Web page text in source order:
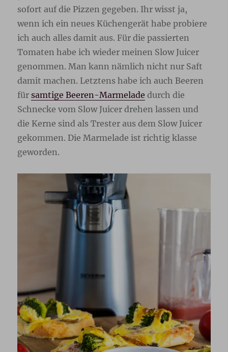
sofort auf die Pizzen gegeben. Ihr wisst ja,
wenn ich ein neues Küchengerät habe probiere
ich auch alles damit aus. Für die passierten
Tomaten habe ich wieder meinen Slow Juicer
genommen. Man kann nämlich nicht nur Saft
damit machen. Letztens habe ich auch Beeren
für samtige Beeren-Marmelade durch die
Schnecke vom Slow Juicer drehen lassen und
die Kerne sind als Trester aus dem Slow Juicer
gekommen. Die Marmelade ist richtig klasse
geworden.